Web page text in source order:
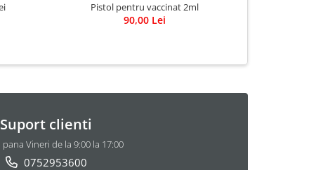
Pistol pentru vaccinat 2ml
90,00 Lei
Suport clienti
pana Vineri de la 9:00 la 17:00
0752953600